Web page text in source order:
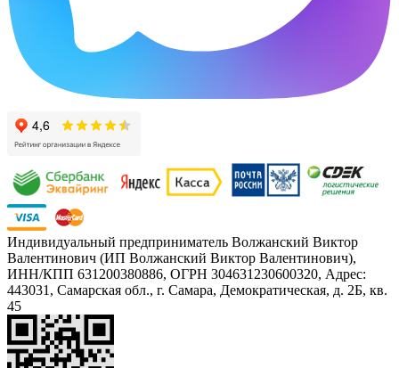
Индивидуальный предприниматель Волжанский Виктор
Валентинович (ИП Волжанский Виктор Валентинович),
ИНН/КПП 631200380886, ОГРН 304631230600320, Адрес:
443031, Самарская обл., г. Самара, Демократическая, д. 2Б, кв.
45